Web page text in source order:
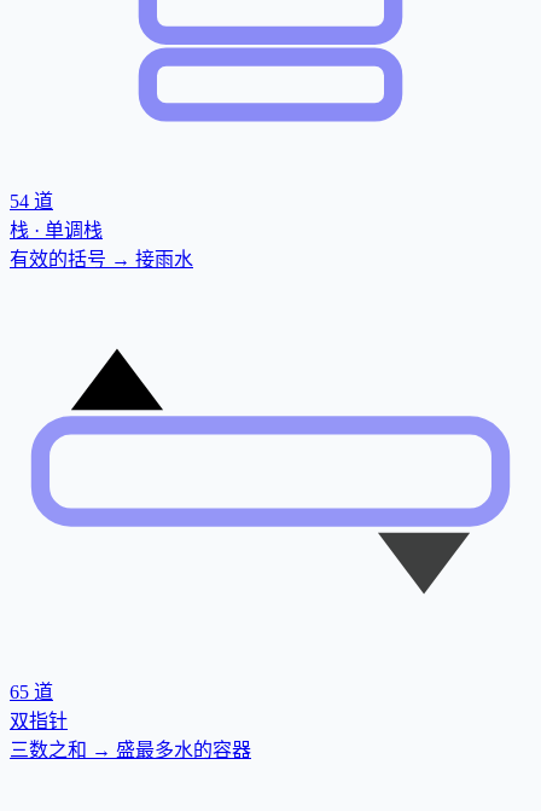
54 道
栈 · 单调栈
有效的括号 → 接雨水
65 道
双指针
三数之和 → 盛最多水的容器